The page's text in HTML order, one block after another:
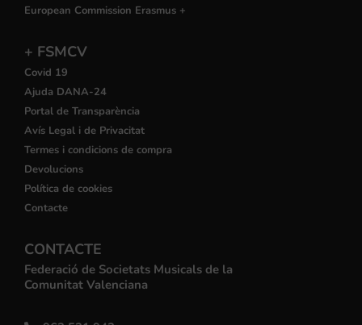
European Commission Erasmus +
+ FSMCV
Covid 19
Ajuda DANA-24
Portal de Transparència
Avís Legal i de Privacitat
Termes i condicions de compra
Devolucions
Política de cookies
Contacte
CONTACTE
Federació de Societats Musicals de la
Comunitat Valenciana